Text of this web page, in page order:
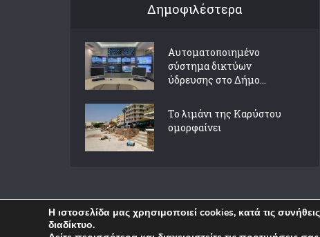
Δημοφιλέστερα
Αυτοματοποιημένο
σύστημα δικτύων
ύδρευσης στο Δήμο...
Το λιμάνι της Καρύστου
ομορφαίνει
Copyright © 2018 Karystia News. Created by
Η ιστοσελίδα μας χρησιμοποιεί cookies, κατά τις
διαδίκτυο.